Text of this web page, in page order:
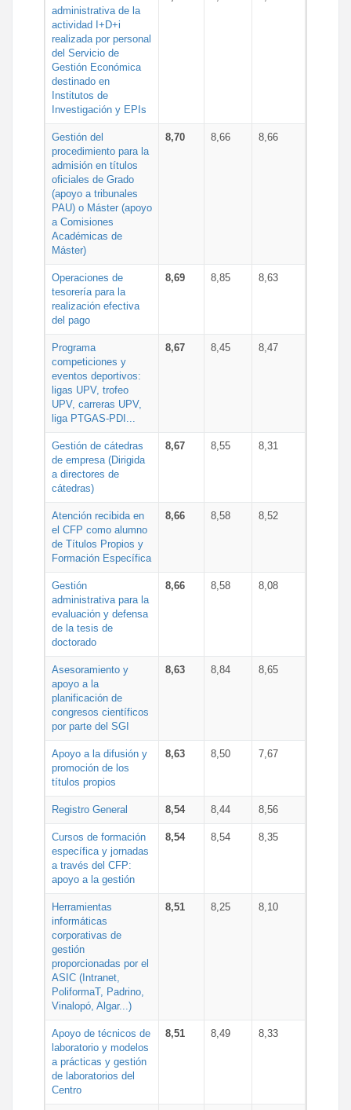
administrativa de la
actividad I+D+i
realizada por personal
del Servicio de
Gestión Económica
destinado en
Institutos de
Investigación y EPIs
Gestión del
procedimiento para la
admisión en títulos
oficiales de Grado
(apoyo a tribunales
PAU) o Máster (apoyo
a Comisiones
Académicas de
Máster)
8,70 8,66 8,66
Operaciones de
tesorería para la
realización efectiva
del pago
8,69 8,85 8,63
Programa
competiciones y
eventos deportivos:
ligas UPV, trofeo
UPV, carreras UPV,
liga PTGAS-PDI...
8,67 8,45 8,47
Gestión de cátedras
de empresa (Dirigida
a directores de
cátedras)
8,67 8,55 8,31
Atención recibida en
el CFP como alumno
de Títulos Propios y
Formación Específica
8,66 8,58 8,52
Gestión
administrativa para la
evaluación y defensa
de la tesis de
doctorado
8,66 8,58 8,08
Asesoramiento y
apoyo a la
planificación de
congresos científicos
por parte del SGI
8,63 8,84 8,65
Apoyo a la difusión y
promoción de los
títulos propios
8,63 8,50 7,67
Registro General 8,54 8,44 8,56
Cursos de formación
específica y jornadas
a través del CFP:
apoyo a la gestión
8,54 8,54 8,35
Herramientas
informáticas
corporativas de
gestión
proporcionadas por el
ASIC (Intranet,
PoliformaT, Padrino,
Vinalopó, Algar...)
8,51 8,25 8,10
Apoyo de técnicos de
laboratorio y modelos
a prácticas y gestión
de laboratorios del
Centro
8,51 8,49 8,33